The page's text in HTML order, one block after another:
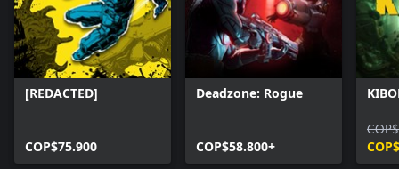
continua transformación y llegar a lugares aún más profundos de
la base con cada intento.
Entre muerte y muerte, también desbloquearás mejoras
permanentes que cambiarán tu forma de jugar y alterarán
radicalmente tus probabilidades de éxito.
[REDACTED]
COP$75.900
Deadzone: Rogue
COP$58.800+